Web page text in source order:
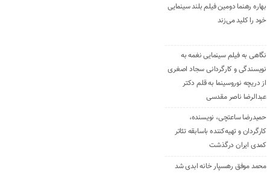
بهاره رهنما دومین فیلم بلند سینمایی
خود را کلید می‌زند
نگاهی به فیلم سینمایی نغمه به
نویسندگی و کارگردانی سجاد اصغری
از دریچه نوروسینما به قلم دکتر
عبدالرضا ناصر مقدسی
حمیدرضا ساعتچی، نویسنده،
کارگردان و تهیه‌کننده باسابقه تئاتر
کمدی ایران درگذشت
محمد موفق رهسپار خانه ابدی شد